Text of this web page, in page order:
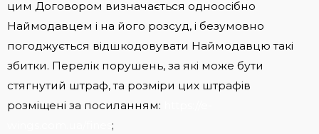
цим Договором визначається одноосібно
Наймодавцем і на його розсуд, і безумовно
погоджується відшкодовувати Наймодавцю такі
збитки. Перелік порушень, за які може бути
стягнутий штраф, та розміри цих штрафів
розміщені за посиланням:
;